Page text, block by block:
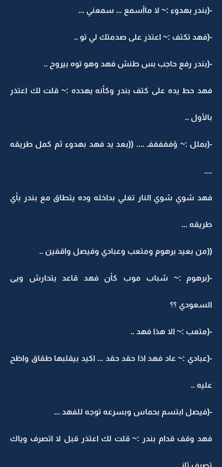
-(بندر بهدوء :~ لا ماأسمع ... سمعني ...
-(فهد تكتف :~ اعتذر على صدمتك لي تو ..
-(بندر رفع حاجب بس طنش فهد وهو توه بيروح ..
فهد حط يده على كتف بندر وكأنه يهدده :~ قلت لك اعتذر
بالأول ..
-(بملل :~ ؤفففففـ .... ((بعد يد فهد بهدوء ثم كمل طريقه
....
فهد شوي شوي النار تغلي بداخله وده يتطاق مع بندر بأي
طريقه ...
((من بعيد برهوم ومتعب وعبادي وفيصل واقفين ..
-(برهوم :~ شباب موب كأن فهد قاعد يتحارش ويى
السعودي ؟؟
-(متعب :~ الا هذا فهد ..
-(عبادي :~ عاد فهد اذا حقد حقد ... اكيد بيقلبها طقاق واظح
عليه ..
-(فيصل ابتسم بحماس وبسرعه توجه للفهد ...
فهد وقف قدام بندر :~ قلت لك اعتذر قبل لا اتصرف وياك
تصرف ثاني ..